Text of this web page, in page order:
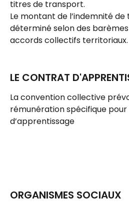
titres de transport.
Le montant de l’indemnité
déterminé selon des
accords collectifs territoriaux.
LE CONTRAT
La convention collective
rémunération spécifique
d’apprentissage
ORGANISMES SOCIAUX